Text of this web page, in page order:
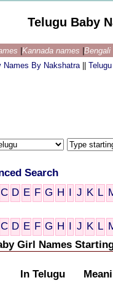
Telugu Baby
Kannada names
Names By Nakshatra
Search
C D E F G H I J K L
C D E F G H I J K L
Girl Names
In Telugu